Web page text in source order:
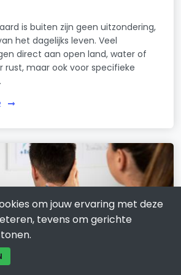
is buiten zijn geen uitzondering,
het dagelijks leven. Veel
direct aan open land, water of
rust, maar ook voor specifieke
om jouw ervaring met deze
tevens om gerichte